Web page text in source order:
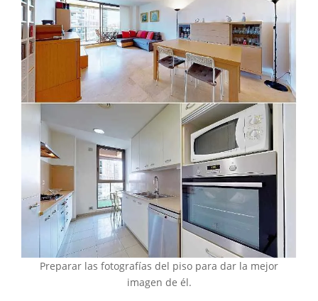
Preparar las fotografías del piso para dar la mejor
imagen de él.